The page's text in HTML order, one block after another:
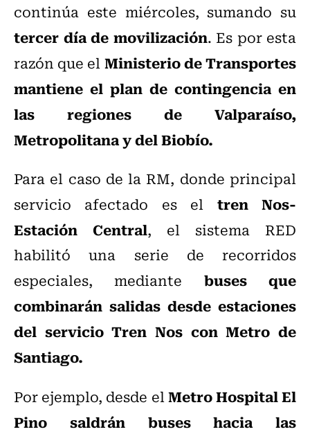
continúa este miércoles, sumando su
tercer día de movilización. Es por esta
razón que elMinisterio de Transportes
mantiene el plan de contingencia en
las regiones de Valparaíso,
Metropolitana y del Biobío.
Para el caso de la RM, donde principal
servicio afectado es el tren Nos-
Estación Central, el sistema RED
habilitó una serie de recorridos
especiales, mediante buses que
combinarán salidas desde estaciones
del servicio Tren Nos con Metro de
Santiago.
Por ejemplo, desde elMetro Hospital El
Pino saldrán buses hacia las